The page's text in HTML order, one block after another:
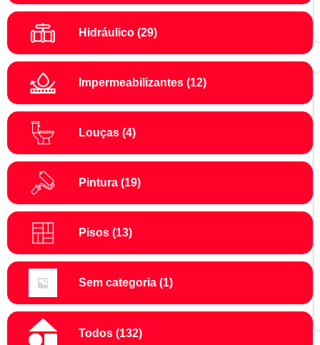
Hidráulico (29)
Impermeabilizantes (12)
Louças (4)
Pintura (19)
Pisos (13)
Sem categoria (1)
Todos (132)